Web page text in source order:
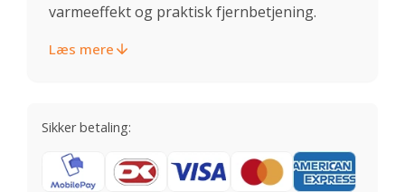
varmeeffekt og praktisk fjernbetjening.
Læs mere
Sikker betaling: